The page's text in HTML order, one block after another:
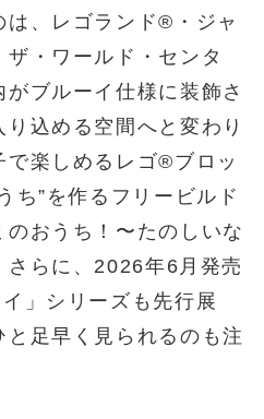
は、レゴランド®・ジャ
・ワールド・センタ
ブルーイ仕様に装飾さ
込める空間へと変わり
で楽しめるレゴ®ブロッ
ち”を作るフリービルド
おうち！〜たのしいな
さらに、2026年6月発売
」シリーズも先行展
足早く見られるのも注